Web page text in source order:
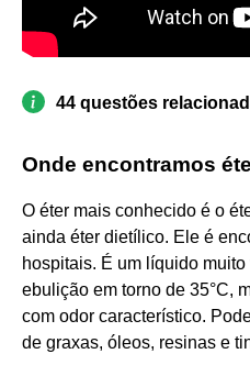
44 questões
Onde encontramos
O éter mais conhecido é o
ainda éter dietílico. Ele é
hospitais. É um líquido
ebulição em torno de 35°C,
com odor característico.
de graxas, óleos, resinas e